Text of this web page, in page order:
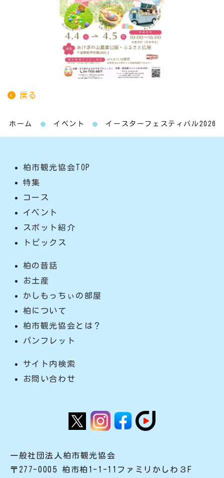
戻る
ホーム イベント イースターフェスティバル2026
柏市観光協会TOP
特集
コース
イベント
スポット紹介
トピックス
柏の昔話
お土産
かしもっちぃの部屋
柏について
柏市観光協会とは？
パンフレット
サイト内検索
お問い合わせ
一般社団法人柏市観光協会
〒277-0005 柏市柏1-1-11ファミリかしわ３F